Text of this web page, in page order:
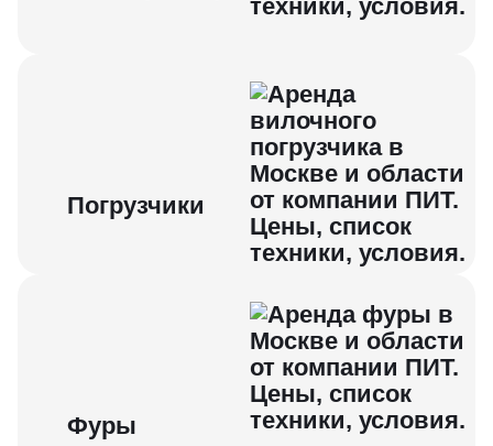
Погрузчики
Фуры